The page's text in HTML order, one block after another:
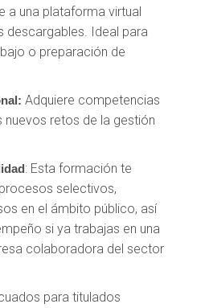
a una plataforma virtual
descargables. Ideal para
o preparación de
Adquiere competencias
retos de la gestión
: Esta formación te
selectivos,
en el ámbito público, así
si ya trabajas en una
colaboradora del sector
para titulados